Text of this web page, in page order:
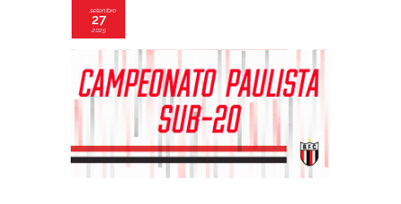
setembro
27
2025